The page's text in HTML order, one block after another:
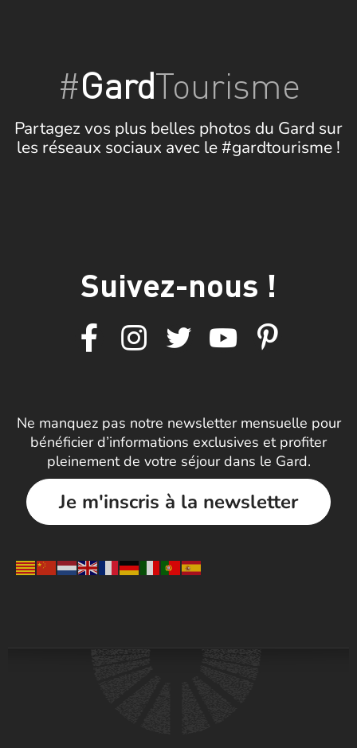
#GardTourisme
Partagez vos plus belles photos du Gard sur
les réseaux sociaux avec le #gardtourisme !
Suivez-nous !
Ne manquez pas notre newsletter mensuelle pour
bénéficier d’informations exclusives et profiter
pleinement de votre séjour dans le Gard.
Je m'inscris à la newsletter